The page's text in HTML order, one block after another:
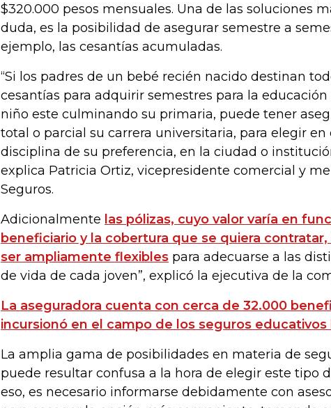
$320.000 pesos mensuales. Una de las soluciones
duda, es la posibilidad de asegurar semestre a
ejemplo, las cesantías acumuladas.
“Si los padres de un bebé recién nacido destinan
cesantías para adquirir semestres para la educación
niño este culminando su primaria, puede tener
total o parcial su carrera universitaria, para elegir en
disciplina de su preferencia, en la ciudad o
explica Patricia Ortiz, vicepresidente comercial y
Seguros.
Adicionalmente las pólizas, cuyo valor varía en
beneficiario y la cobertura que se quiera
ser ampliamente flexibles para adecuarse a las
de vida de cada joven”, explicó la ejecutiva de la
La aseguradora cuenta con cerca de 32.000
incursionó en el campo de los seguros educativos
La amplia gama de posibilidades en materia de
puede resultar confusa a la hora de elegir este tipo
eso, es necesario informarse debidamente con